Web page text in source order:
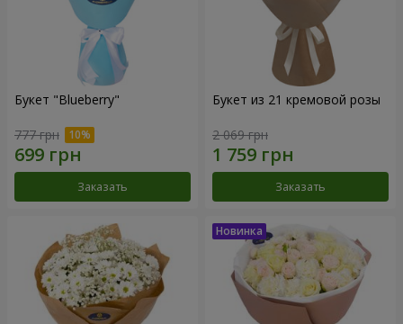
Букет "Blueberry"
777 грн
Заказать
Букет из 21 кремовой розы
2 069 грн
Заказать